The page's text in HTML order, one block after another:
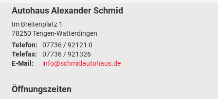
Autohaus Alexander Schmid
Im Breitenplatz 1
78250 Tengen-Watterdingen
Telefon:
07736 / 92121 0
Telefax:
07736 / 921326
E-Mail:
info@schmidautohaus.de
Öffnungszeiten